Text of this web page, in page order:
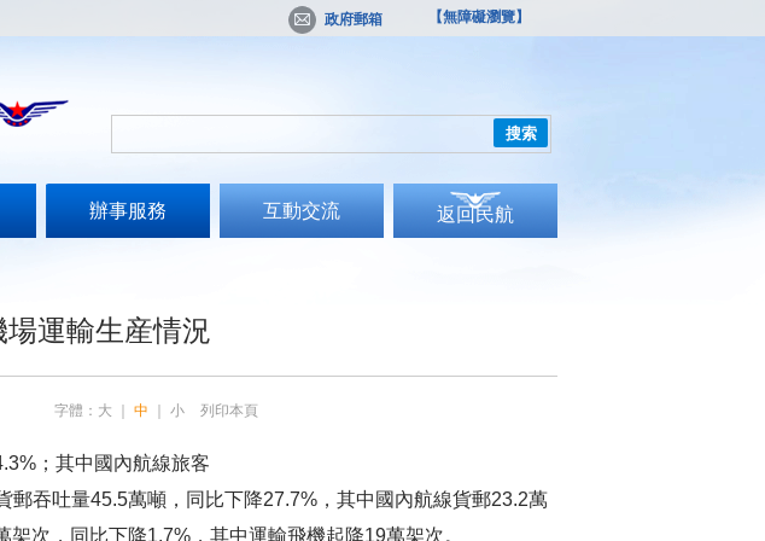
政府郵箱 【無障礙瀏覽】
搜索
辦事服務 互動交流 返回民航
運輸生産情況
字體： 大 中 小 列印本頁
；其中國內航線旅客
郵吞吐量45.5萬噸，同比下降27.7% ，其中國內航線貨郵23.2萬
架次，同比下降1.7% ，其中運輸飛機起降19萬架次。